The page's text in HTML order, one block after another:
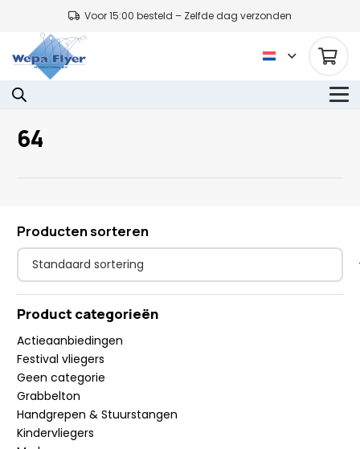
Voor 15:00 besteld – Zelfde dag verzonden
64
Producten sorteren
Product categorieën
Actieaanbiedingen
Festival vliegers
Geen categorie
Grabbelton
Handgrepen & Stuurstangen
Kindervliegers